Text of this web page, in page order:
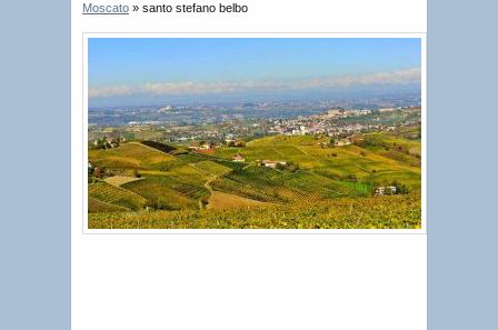
Moscato » santo stefano belbo